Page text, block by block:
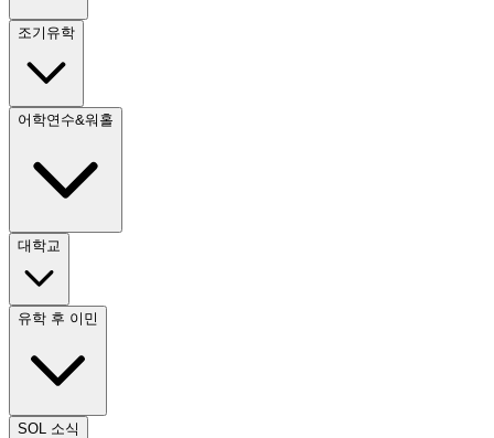
조기유학
어학연수&워홀
유학 후 이민